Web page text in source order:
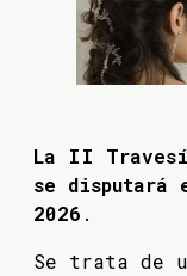
La II
se disputará
2026 .
Se trata de